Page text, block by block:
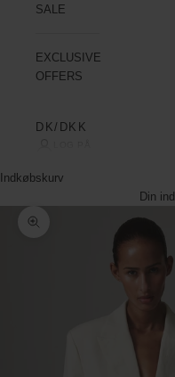
SALE
EXCLUSIVE
OFFERS
DK/DKK
Indkøbskurv
Din
Zoom